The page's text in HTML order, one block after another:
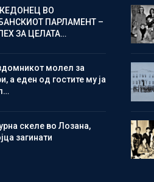
ВО
ПАРЛАМЕНТ –
ЗА ЦЕЛАТА…
молел за
а еден од гостите му ја
скеле во Лозана,
загинати